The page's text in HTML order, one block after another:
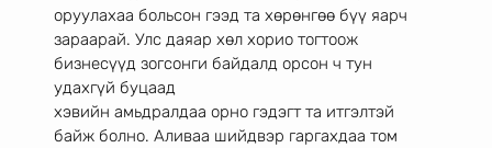
оруулахаа больсон гээд та хөрөнгөө бүү яарч
зараарай. Улс даяар хөл хорио тогтоож
бизнесүүд зогсонги байдалд орсон ч тун
удахгүй буцаад
хэвийн амьдралдаа орно гэдэгт та итгэлтэй
байж болно. Аливаа шийдвэр гаргахдаа том